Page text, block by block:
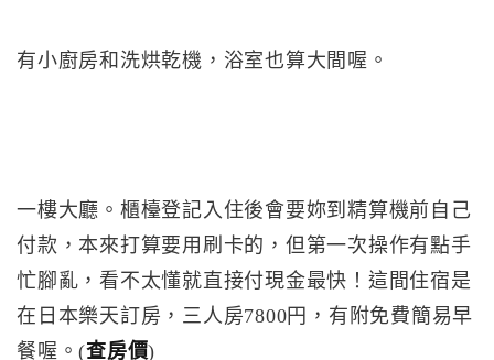
有小廚房和洗烘乾機，浴室也算大間喔。
一樓大廳。櫃檯登記入住後會要妳到精算機前自己
付款，本來打算要用刷卡的，但第一次操作有點手
忙腳亂，看不太懂就直接付現金最快！這間住宿是
在日本樂天訂房，三人房7800円，有附免費簡易早
餐喔。(查房價)